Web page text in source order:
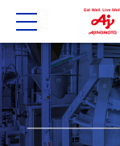
toggle
navigation